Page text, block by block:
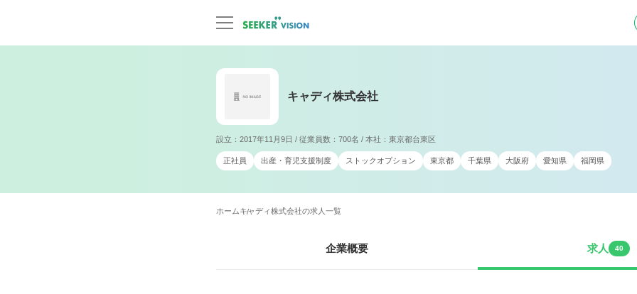
キャディ株式会社
設立：2017年11月9日 / 従業員数：700名 / 本社：東京都台東区
正社員 出産・育児支援制度 ストックオプション 東京都 千葉県 大阪府 愛知県 福岡県
ホームキャディ株式会社の求人一覧
企業概要 求人 40